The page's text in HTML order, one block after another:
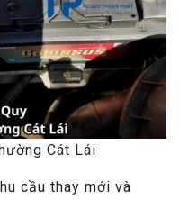
Cát Lái
cầu thay mới và